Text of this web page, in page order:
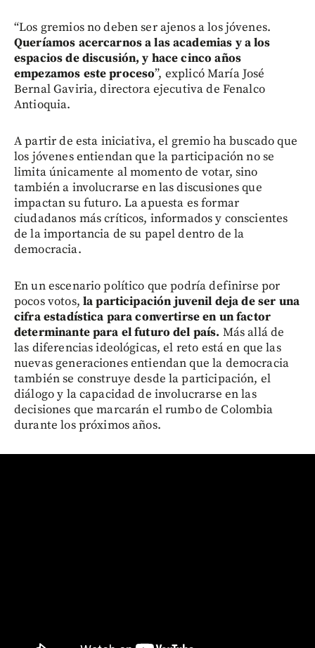
“Los gremios no deben ser ajenos a los jóvenes.
Queríamos acercarnos a las academias y a los
espacios de discusión, y hace cinco años
empezamos este proceso”, explicó María José
Bernal Gaviria, directora ejecutiva de Fenalco
Antioquia.
A partir de esta iniciativa, el gremio ha buscado que
los jóvenes entiendan que la participación no se
limita únicamente al momento de votar, sino
también a involucrarse en las discusiones que
impactan su futuro. La apuesta es formar
ciudadanos más críticos, informados y conscientes
de la importancia de su papel dentro de la
democracia.
En un escenario político que podría definirse por
pocos votos, la participación juvenil deja de ser una
cifra estadística para convertirse en un factor
determinante para el futuro del país. Más allá de
las diferencias ideológicas, el reto está en que las
nuevas generaciones entiendan que la democracia
también se construye desde la participación, el
diálogo y la capacidad de involucrarse en las
decisiones que marcarán el rumbo de Colombia
durante los próximos años.